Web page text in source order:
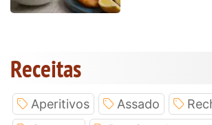
Receitas
Aperitivos Assado